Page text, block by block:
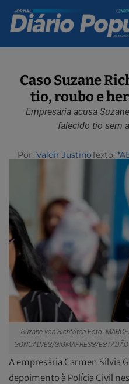
Caso Suzane
tio, roubo e
Empresária acusa
falecido tio sem
Por: Valdir JustinoTexto:
Suzane von Richtofen Foto:
GONCALVES/SIGMAPRESS/ESTADÃO
A empresária Carmen Silvia
depoimento à Polícia Civil